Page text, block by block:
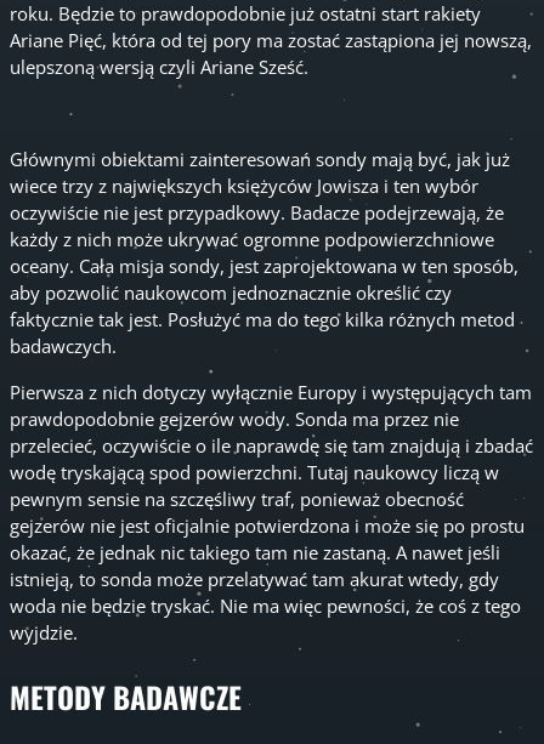
roku. Będzie to prawdopodobnie już ostatni start rakiety
Ariane Pięć, która od tej pory ma zostać zastąpiona jej nowszą,
ulepszoną wersją czyli Ariane Sześć.
Głównymi obiektami zainteresowań sondy mają być, jak już
wiece trzy z największych księżyców Jowisza i ten wybór
oczywiście nie jest przypadkowy. Badacze podejrzewają, że
każdy z nich może ukrywać ogromne podpowierzchniowe
oceany. Cała misja sondy, jest zaprojektowana w ten sposób,
aby pozwolić naukowcom jednoznacznie określić czy
faktycznie tak jest. Posłużyć ma do tego kilka różnych metod
badawczych.
Pierwsza z nich dotyczy wyłącznie Europy i występujących tam
prawdopodobnie gejzerów wody. Sonda ma przez nie
przelecieć, oczywiście o ile naprawdę się tam znajdują i zbadać
wodę tryskającą spod powierzchni. Tutaj naukowcy liczą w
pewnym sensie na szczęśliwy traf, ponieważ obecność
gejzerów nie jest oficjalnie potwierdzona i może się po prostu
okazać, że jednak nic takiego tam nie zastaną. A nawet jeśli
istnieją, to sonda może przelatywać tam akurat wtedy, gdy
woda nie będzie tryskać. Nie ma więc pewności, że coś z tego
wyjdzie.
METODY BADAWCZE